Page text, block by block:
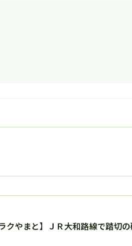
ラクやまと】ＪＲ大和路線で踏切